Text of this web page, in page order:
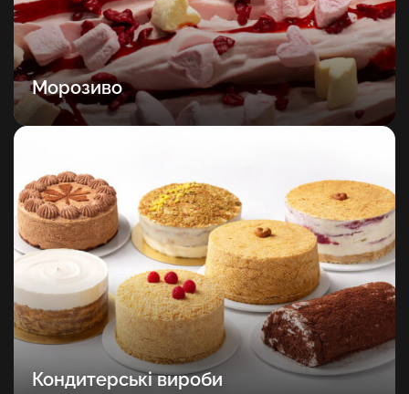
Морозиво
Кондитерські вироби